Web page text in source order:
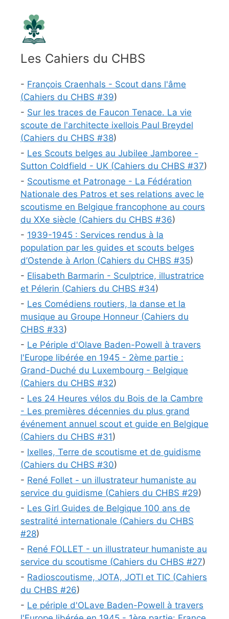
Les Cahiers du CHBS
- François Craenhals - Scout dans l'âme
(Cahiers du CHBS #39)
- Sur les traces de Faucon Tenace. La vie
scoute de l'architecte ixellois Paul Breydel
(Cahiers du CHBS #38)
- Les Scouts belges au Jubilee Jamboree -
Sutton Coldfield - UK (Cahiers du CHBS #37)
- Scoutisme et Patronage - La Fédération
Nationale des Patros et ses relations avec le
scoutisme en Belgique francophone au cours
du XXe siècle (Cahiers du CHBS #36)
- 1939-1945 : Services rendus à la
population par les guides et scouts belges
d’Ostende à Arlon (Cahiers du CHBS #35)
- Elisabeth Barmarin - Sculptrice, illustratrice
et Pélerin (Cahiers du CHBS #34)
- Les Comédiens routiers, la danse et la
musique au Groupe Honneur (Cahiers du
CHBS #33)
- Le Périple d'Olave Baden-Powell à travers
l'Europe libérée en 1945 - 2ème partie :
Grand-Duché du Luxembourg - Belgique
(Cahiers du CHBS #32)
- Les 24 Heures vélos du Bois de la Cambre
- Les premières décennies du plus grand
événement annuel scout et guide en Belgique
(Cahiers du CHBS #31)
- Ixelles, Terre de scoutisme et de guidisme
(Cahiers du CHBS #30)
- René Follet - un illustrateur humaniste au
service du guidisme (Cahiers du CHBS #29)
- Les Girl Guides de Belgique 100 ans de
sestralité internationale (Cahiers du CHBS
#28)
- René FOLLET - un illustrateur humaniste au
service du scoutisme (Cahiers du CHBS #27)
- Radioscoutisme, JOTA, JOTI et TIC (Cahiers
du CHBS #26)
- Le périple d'OLave Baden-Powell à travers